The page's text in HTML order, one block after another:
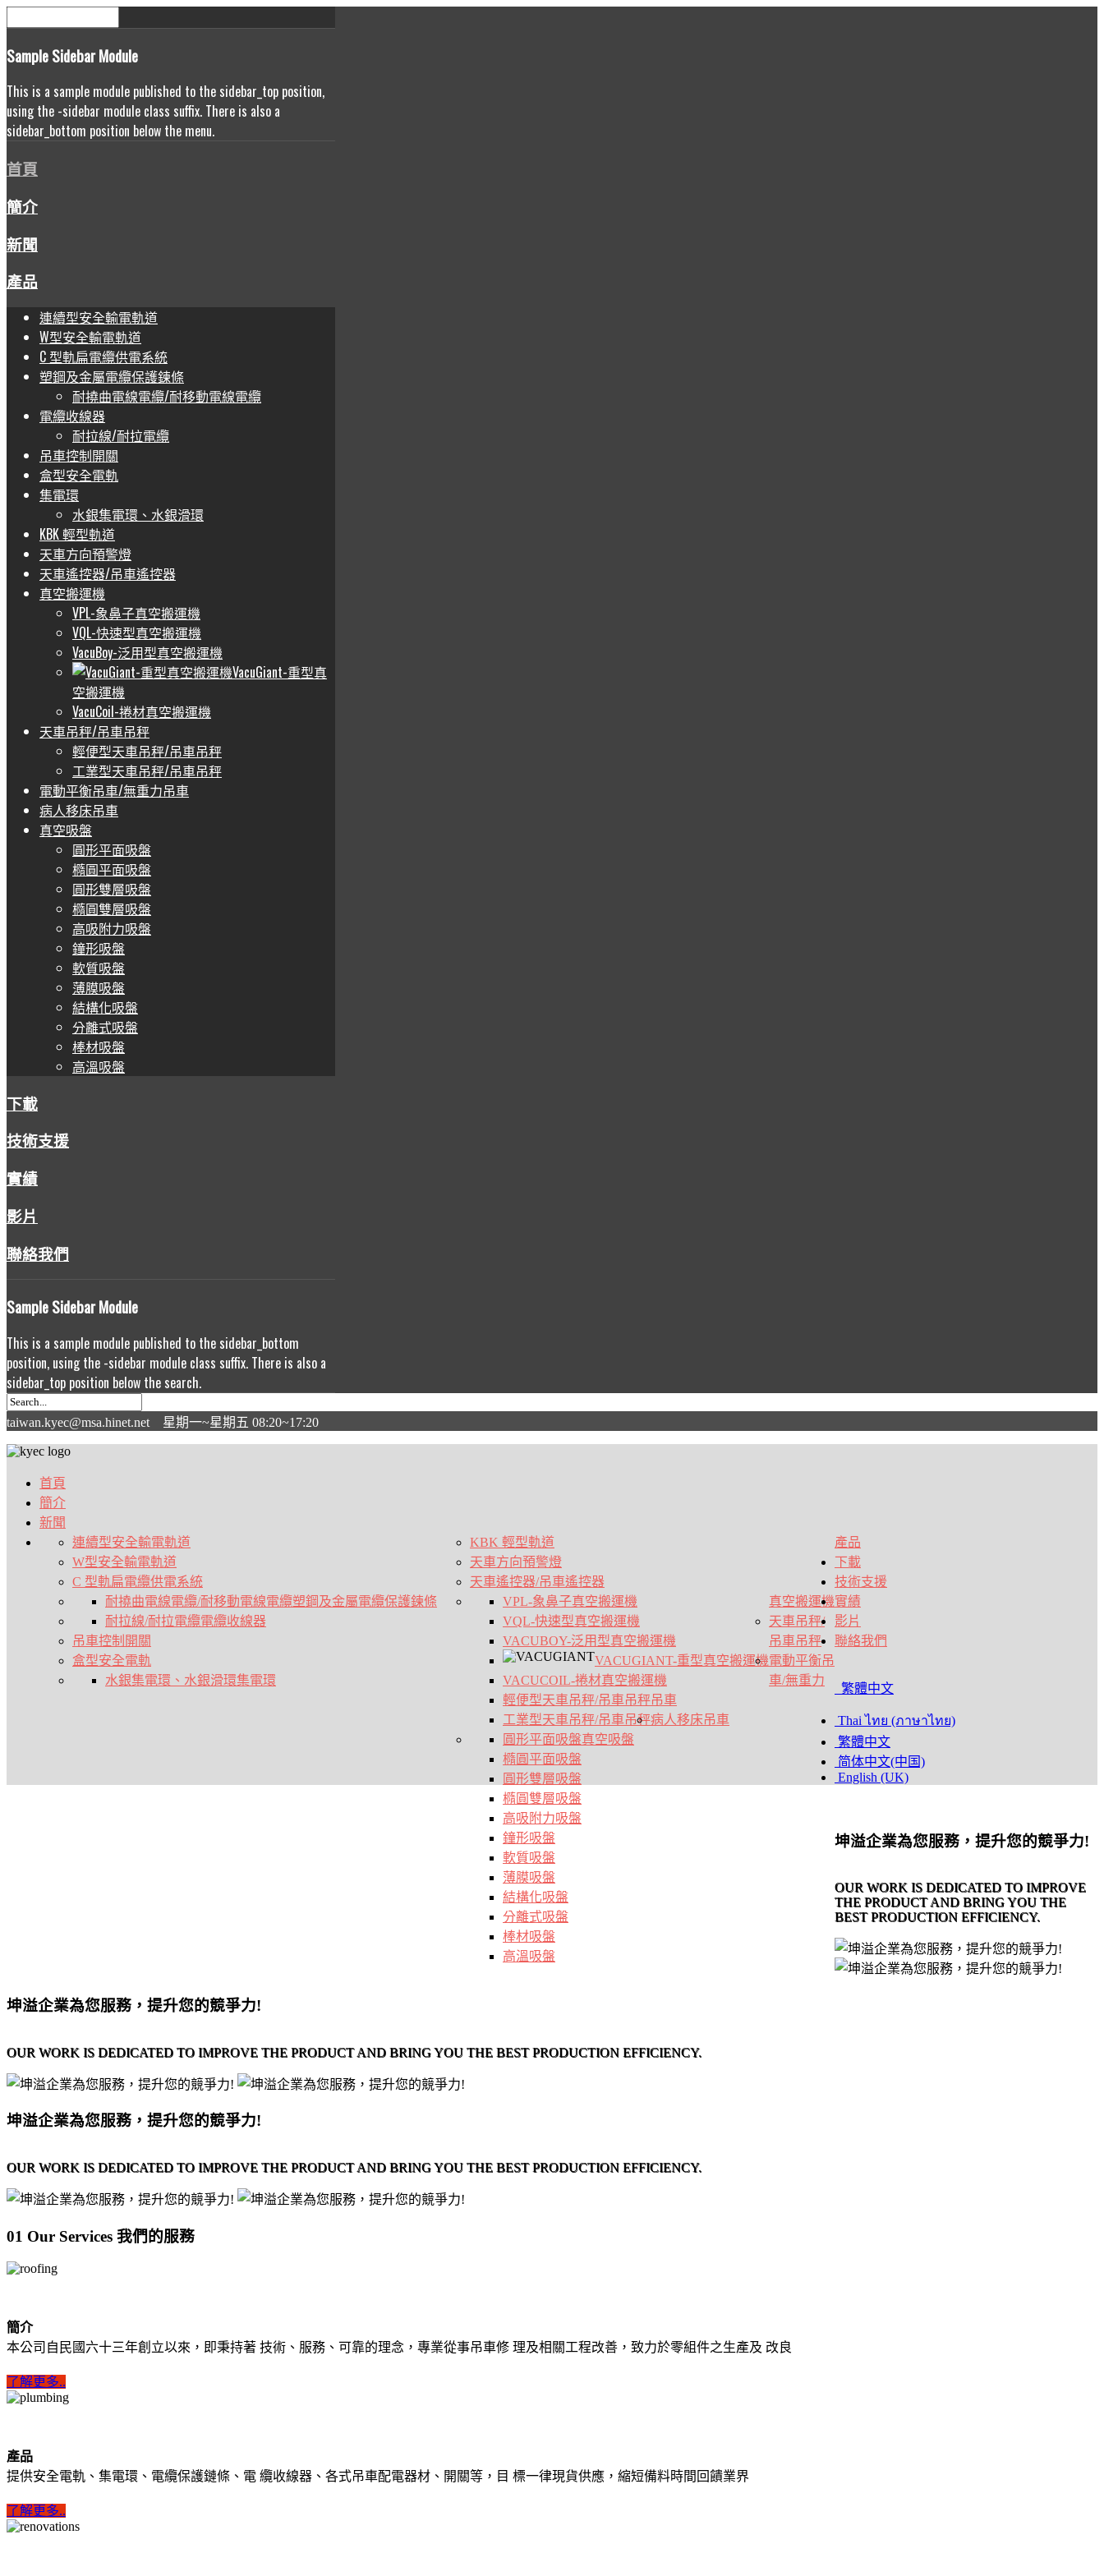
SampleSidebar Module
This is a sample module published to the sidebar_top position,
using the -sidebar module class suffix. There is also a
sidebar_bottom position below the menu.
首頁
簡介
新聞
產品
連續型安全輸電軌道
W型安全輸電軌道
C 型軌扁電纜供電系統
塑鋼及金屬電纜保護鍊條
耐撓曲電線電纜/耐移動電線電纜
電纜收線器
耐拉線/耐拉電纜
吊車控制開關
盒型安全電軌
集電環
水銀集電環、水銀滑環
KBK 輕型軌道
天車方向預警燈
天車遙控器/吊車遙控器
真空搬運機
VPL-象鼻子真空搬運機
VQL-快速型真空搬運機
VacuBoy-泛用型真空搬運機
VacuGiant-重型真
空搬運機
VacuCoil-捲材真空搬運機
天車吊秤/吊車吊秤
輕便型天車吊秤/吊車吊秤
工業型天車吊秤/吊車吊秤
電動平衡吊車/無重力吊車
病人移床吊車
真空吸盤
圓形平面吸盤
橢圓平面吸盤
圓形雙層吸盤
橢圓雙層吸盤
高吸附力吸盤
鐘形吸盤
軟質吸盤
薄膜吸盤
結構化吸盤
分離式吸盤
棒材吸盤
高溫吸盤
下載
技術支援
實績
影片
聯絡我們
SampleSidebar Module
This is a sample module published to the sidebar_bottom
position, using the -sidebar module class suffix. There is also a
sidebar_top position below the search.
taiwan.kyec@msa.hinet.net 星期一~星期五 08:20~17:20
首頁
簡介
新聞
產品
連續型安全輸電軌道
W型安全輸電軌道
C 型軌扁電纜供電系統
塑鋼及金屬電纜保護鍊條
耐撓曲電線電纜/耐移動電線電纜
電纜收線器
耐拉線/耐拉電纜
吊車控制開關
盒型安全電軌
集電環
水銀集電環、水銀滑環
KBK 輕型軌道
天車方向預警燈
天車遙控器/吊車遙控器
真空搬運機
VPL-象鼻子真空搬運機
VQL-快速型真空搬運機
VACUBOY-泛用型真空搬運機
VACUGIANT-重型真空搬運機
VACUCOIL-捲材真空搬運機
天車吊秤/
吊車吊秤
輕便型天車吊秤/吊車吊秤
工業型天車吊秤/吊車吊秤
電動平衡吊
車/無重力
吊車
病人移床吊車
真空吸盤
圓形平面吸盤
橢圓平面吸盤
圓形雙層吸盤
橢圓雙層吸盤
高吸附力吸盤
鐘形吸盤
軟質吸盤
薄膜吸盤
結構化吸盤
分離式吸盤
棒材吸盤
高溫吸盤
下載
技術支援
實績
影片
聯絡我們
繁體中文
Thai ไทย (ภาษาไทย)
繁體中文
简体中文(中国)
English (UK)
坤溢企業為您服務，提升您的競爭力!
OUR WORK IS DEDICATED TO IMPROVE
THE PRODUCT AND BRING YOU THE
BEST PRODUCTION EFFICIENCY.
坤溢企業為您服務，提升您的競爭力!
OUR WORK IS DEDICATED TO IMPROVE THE PRODUCT AND BRING YOU THE BEST PRODUCTION EFFICIENCY.
坤溢企業為您服務，提升您的競爭力!
OUR WORK IS DEDICATED TO IMPROVE THE PRODUCT AND BRING YOU THE BEST PRODUCTION EFFICIENCY.
01 Our Services 我們的服務
簡介
本公司自民國六十三年創立以來，即秉持著 技術、服務、可靠的理念，專業從事吊車修 理及相關工程改善，致力於零組件之生產及 改良
了解更多..
產品
提供安全電軌、集電環、電纜保護鏈條、電 纜收線器、各式吊車配電器材、開關等，目 標一律現貨供應，縮短備料時間回饋業界
了解更多..